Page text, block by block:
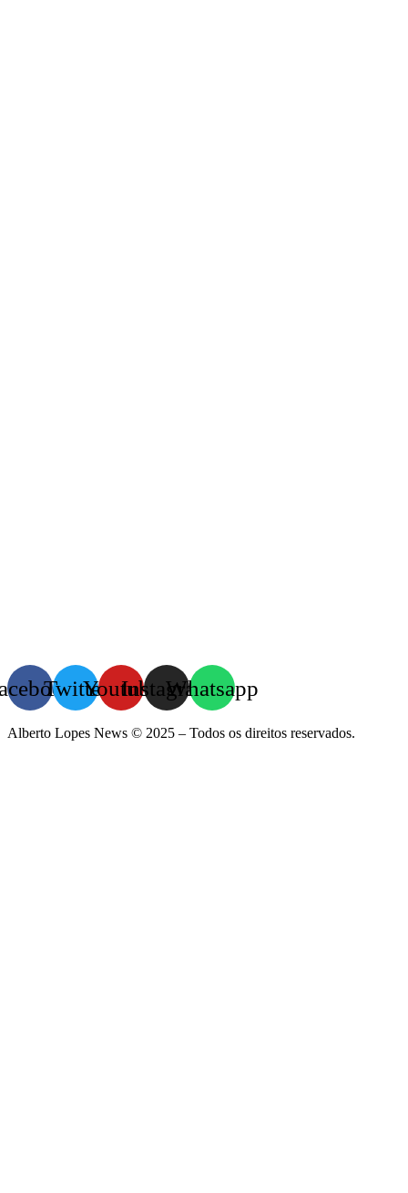
TwitterYoutubeInstagramWhatsapp
Alberto Lopes News © 2025 – Todos os direitos reservados.